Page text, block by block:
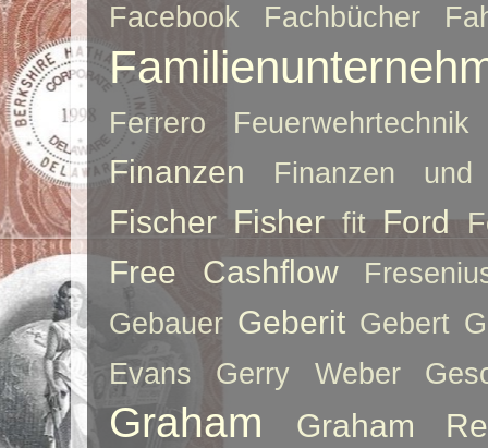
Facebook Fachbücher
Ferrero Feuerwehrtechnik
Finanzen Finanzen und
Fischer Fisher fit Ford
Free Cashflow
Gebauer Geberit Gebert
Evans
Gerry Weber
Graham Graham